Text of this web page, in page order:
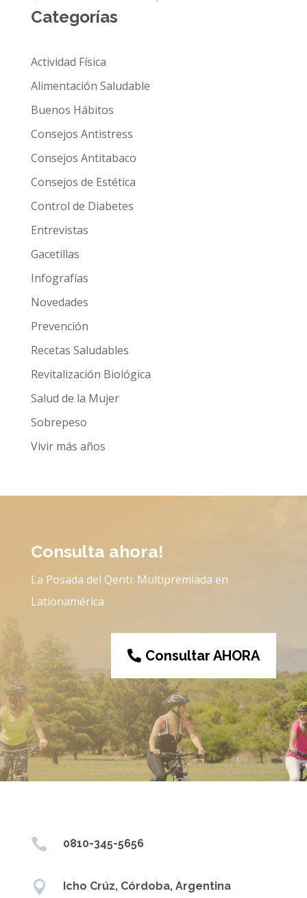
Categorías
Actividad Física
Alimentación Saludable
Buenos Hábitos
Consejos Antistress
Consejos Antitabaco
Consejos de Estética
Control de Diabetes
Entrevistas
Gacetillas
Infografías
Novedades
Prevención
Recetas Saludables
Revitalización Biológica
Salud de la Mujer
Sobrepeso
Vivir más años
Consulta ahora!
La Posada del Qenti: Multipremiada en
Lationamérica
Consultar AHORA
 0810-345-5656
 Icho Crúz, Córdoba, Argentina